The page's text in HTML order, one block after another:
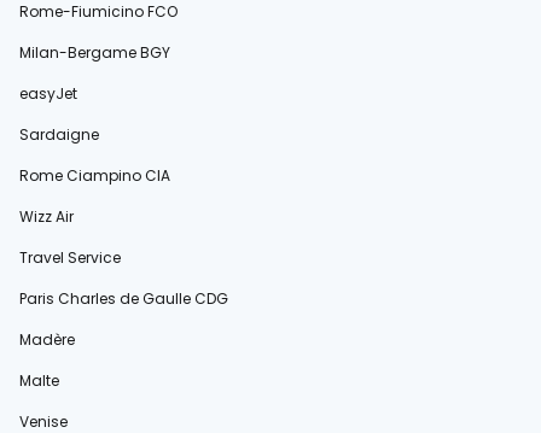
Rome-Fiumicino FCO
Milan-Bergame BGY
easyJet
Sardaigne
Rome Ciampino CIA
Wizz Air
Travel Service
Paris Charles de Gaulle CDG
Madère
Malte
Venise